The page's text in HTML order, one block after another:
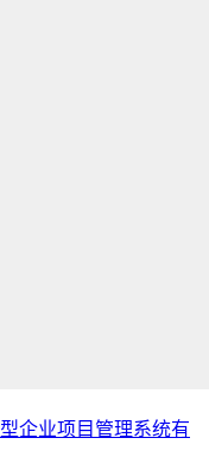
企业项目管理系统有